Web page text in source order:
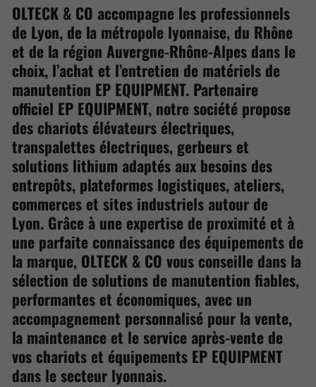
OLTECK & CO accompagne les professionnels
de Lyon, de la métropole lyonnaise, du Rhône
et de la région Auvergne-Rhône-Alpes dans le
choix, l’achat et l’entretien de matériels de
manutention EP EQUIPMENT. Partenaire
officiel EP EQUIPMENT, notre société propose
des chariots élévateurs électriques,
transpalettes électriques, gerbeurs et
solutions lithium adaptés aux besoins des
entrepôts, plateformes logistiques, ateliers,
commerces et sites industriels autour de
Lyon. Grâce à une expertise de proximité et à
une parfaite connaissance des équipements de
la marque, OLTECK & CO vous conseille dans la
sélection de solutions de manutention fiables,
performantes et économiques, avec un
accompagnement personnalisé pour la vente,
la maintenance et le service après-vente de
vos chariots et équipements EP EQUIPMENT
dans le secteur lyonnais.